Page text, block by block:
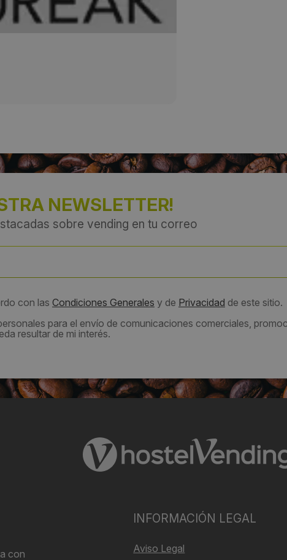
NEWSLETTER!
sobre vending en tu correo
con las Condiciones Generales y de Privacidad de este sitio.
para el envío de comunicaciones comerciales,
resultar de mi interés.
con
INFORMACIÓN LEGAL
Aviso Legal